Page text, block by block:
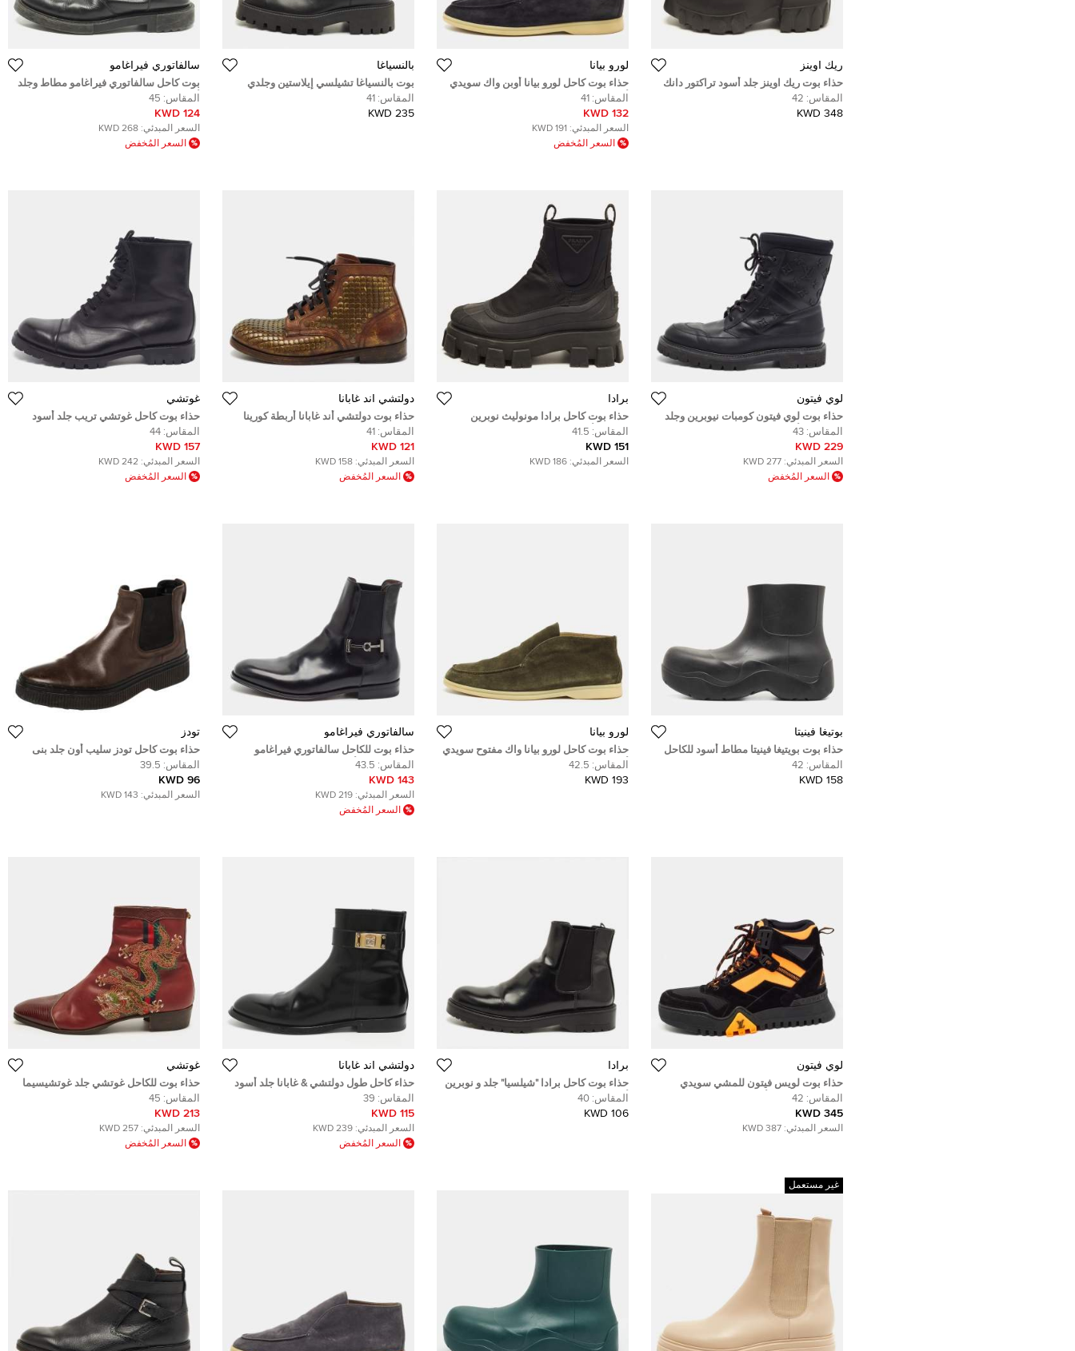
ريك اوينز
حذاء بوت ريك اوينز جلد أسود تراكتور دانك
مقاس 41
المقاس: 42
348 KWD
لورو بيانا
حذاء بوت كاحل لورو بيانا أوبن واك سويدي
أسود مقاس 41
المقاس: 41
132 KWD
السعر المبدئي: 191 KWD
السعر المُخفض
ب‍‍النسياغا
بوت بالنسياغا تشيلسي إيلاستين وجلدي
بورجوندي مقاس 41.5
المقاس: 41
235 KWD
سالفاتوري فيراغامو
بوت كاحل سالفاتوري فيراغامو مطاط وجلد
أسود مقاس 42
المقاس: 45
124 KWD
السعر المبدئي: 268 KWD
السعر المُخفض
لوي فيتون
حذاء بوت لوي فيتون كومبات نيوبرين وجلد
مونوغرام أسود منظر طبيعي مقاس 43
المقاس: 43
229 KWD
السعر المبدئي: 277 KWD
السعر المُخفض
برادا
حذاء بوت كاحل برادا مونوليث نوبرين
ومطاط أسود مقاس 41.5
المقاس: 41.5
151 KWD
السعر المبدئي: 186 KWD
دولتشي أند غابانا
حذاء بوت دولتشي أند غابانا أربطة كورينا
مرصع جلد بني بطول الكاحل مقاس 41
المقاس: 41
121 KWD
السعر المبدئي: 158 KWD
السعر المُخفض
غوتشي
حذاء بوت كاحل غوتشي تريب جلد أسود
مزخرف لؤلؤ صناعي مقاس 39
المقاس: 44
157 KWD
السعر المبدئي: 242 KWD
السعر المُخفض
بوتيغا فينيتا
حذاء بوت بويتيغا فينيتا مطاط أسود للكاحل
مقاس 42
المقاس: 42
158 KWD
لورو بيانا
حذاء بوت كاحل لورو بيانا واك مفتوح سويدي
أزرق مقاس 41
المقاس: 42.5
193 KWD
سالفاتوري فيراغامو
حذاء بوت للكاحل سالفاتوري فيراغامو
تشيلسي جلد أزرق مقاس 41.5
المقاس: 43.5
143 KWD
السعر المبدئي: 219 KWD
السعر المُخفض
تودز
حذاء بوت كاحل تودز سليب أون جلد بنى
مقاس 39.5
المقاس: 39.5
96 KWD
السعر المبدئي: 143 KWD
لوي فيتون
حذاء بوت لويس فيتون للمشي سويدي
وقماشي برتقالي/أسود مقاس 42
المقاس: 42
345 KWD
السعر المبدئي: 387 KWD
برادا
حذاء بوت كاحل برادا "شيلسيا" جلد و نوبرين
أسود مقاس 41.5
المقاس: 40
106 KWD
دولتشي أند غابانا
حذاء كاحل طول دولتشي & غابانا جلد أسود
مقاس 39
المقاس: 39
115 KWD
السعر المبدئي: 239 KWD
السعر المُخفض
غوتشي
حذاء بوت للكاحل غوتشي جلد غوتشيسيما
بني مقاس 44
المقاس: 45
213 KWD
السعر المبدئي: 257 KWD
السعر المُخفض
غير مستعمل